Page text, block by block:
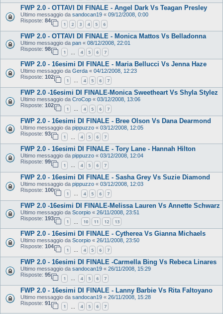
FWP 2.0 - OTTAVI DI FINALE - Angel Dark Vs Teagan Presley
Ultimo messaggio da sandocan19 « 09/12/2008, 0:00
Risposte: 84
1 2 3 4 5 6
FWP 2.0 - OTTAVI DI FINALE - Monica Mattos Vs Belladonna
Ultimo messaggio da pan « 08/12/2008, 22:01
Risposte: 98
1 4 5 6 7
FWP 2.0 - 16esimi DI FINALE - Maria Bellucci Vs Jenna Haze
Ultimo messaggio da Gerda « 04/12/2008, 12:23
Risposte: 102
1 … 4 5 6 7
FWP 2.0 -16esimi DI FINALE-Monica Sweetheart Vs Shyla Stylez
Ultimo messaggio da CroCop « 03/12/2008, 13:06
Risposte: 102
1 … 4 5 6 7
FWP 2.0 - 16esimi DI FINALE - Bree Olson Vs Dana Dearmond
Ultimo messaggio da pippuzzo « 03/12/2008, 12:05
Risposte: 93
1 4 5 6 7
FWP 2.0 - 16esimi DI FINALE - Tory Lane - Hannah Hilton
Ultimo messaggio da pippuzzo « 03/12/2008, 12:04
Risposte: 99
1 … 4 5 6 7
FWP 2.0 - 16esimi DI FINALE - Sasha Grey Vs Suzie Diamond
Ultimo messaggio da pippuzzo « 03/12/2008, 12:03
Risposte: 100
1 … 4 5 6 7
FWP 2.0 -16esimi DI FINALE-Melissa Lauren Vs Annette Schwarz
Ultimo messaggio da Scorpio « 26/11/2008, 23:51
Risposte: 193
1 10 11 12 13
FWP 2.0 - 16esimi DI FINALE - Cytherea Vs Gianna Michaels
Ultimo messaggio da Scorpio « 26/11/2008, 23:50
Risposte: 104
1 … 4 5 6 7
FWP 2.0 - 16esimi DI FINALE -Carmella Bing Vs Rebeca Linares
Ultimo messaggio da sandocan19 « 26/11/2008, 15:29
Risposte: 95
1 4 5 6 7
FWP 2.0 - 16esimi DI FINALE - Lanny Barbie Vs Rita Faltoyano
Ultimo messaggio da sandocan19 « 26/11/2008, 15:28
Risposte: 91
1 4 5 6 7